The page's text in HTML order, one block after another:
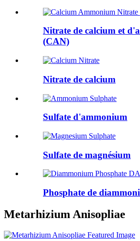
Nitrate de calcium et
(CAN)
Nitrate de calcium
Sulfate d'ammonium
Sulfate de magnésium
Phosphate de
Metarhizium Anisopliae